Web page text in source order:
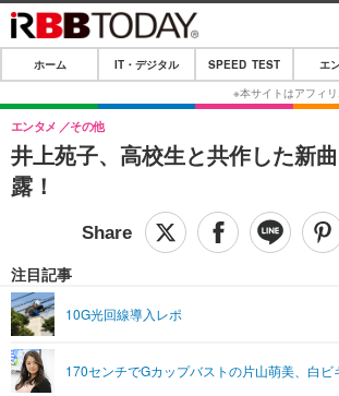
ホーム
IT・デジタル
IT・デジタルTOP ス
ショッピング
SPEED TEST
エンタメTOP
グラビア
ライフTOP
リリース一覧
プッシュ通知の停止方法
ホーム IT・デジタル SPEED TEST エ
井上苑子、高校生と共作した新
露！
エンタメ その他
注目記事
10G光回線導入レポ
170センチでGカップバストの片山萌美、白ビ